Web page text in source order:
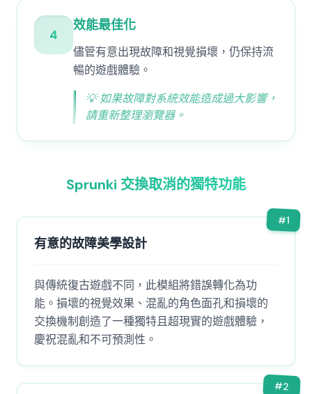
4
效能最佳化
儘管有意出現故障和視覺損壞，仍保持流
暢的遊戲體驗。
💡如果故障對系統效能造成過大影響，
請重新整理瀏覽器。
Sprunki 交換取消的獨特功能
#1
有意的故障美學設計
與傳統復古遊戲不同，此模組將錯誤轉化為功
能。損壞的視覺效果、混亂的角色面孔和損壞的
交換機制創造了一種獨特且超現實的遊戲體驗，
慶祝混亂和不可預測性。
#2